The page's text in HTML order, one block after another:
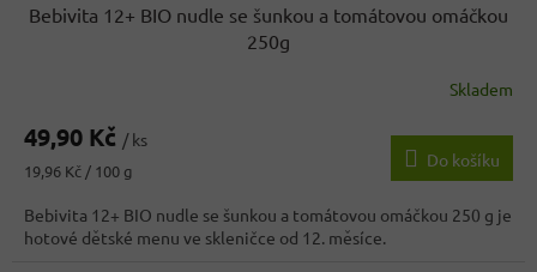
Bebivita 12+ BIO nudle se šunkou a tomátovou omáčkou
250g
produktu
5,0
z
5
hvězdiček.
Skladem
49,90 Kč / ks
Měrná
19,96 Kč / 100 g
Do košíku
Bebivita 12+ BIO nudle se šunkou a tomátovou omáčkou 250 g je
hotové dětské menu ve skleničce od 12. měsíce.